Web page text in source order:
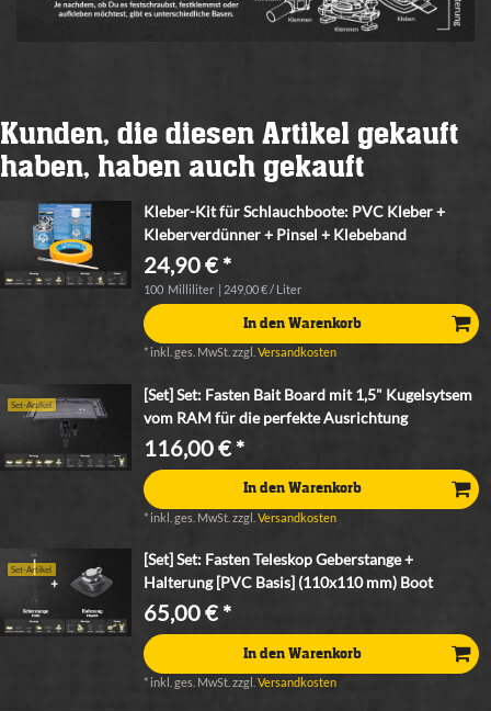
Kunden, die diesen Artikel gekauft
haben, haben auch gekauft
Kleber-Kit für Schlauchboote: PVC Kleber +
Kleberverdünner + Pinsel + Klebeband
24,90 € *
100 Milliliter | 249,00 € / Liter
In den Warenkorb
* inkl. ges. MwSt. zzgl.Versandkosten
Set-Artikel
[Set] Set: Fasten Bait Board mit 1,5" Kugelsytsem
vom RAM für die perfekte Ausrichtung
116,00 € *
In den Warenkorb
* inkl. ges. MwSt. zzgl.Versandkosten
Set-Artikel
[Set] Set: Fasten Teleskop Geberstange +
Halterung [PVC Basis] (110x110 mm) Boot
65,00 € *
In den Warenkorb
* inkl. ges. MwSt. zzgl.Versandkosten